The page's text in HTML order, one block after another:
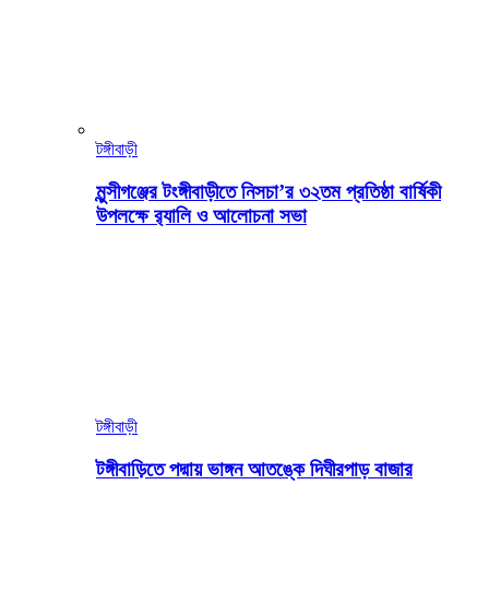
টঙ্গীবাড়ী
মুন্সীগঞ্জের টংঙ্গীবাড়ীতে নিসচা’র ৩২তম প্রতিষ্ঠা বার্ষিকী
উপলক্ষে র‍্যালি ও আলোচনা সভা
টঙ্গীবাড়ী
টঙ্গীবাড়িতে পদ্মায় ভাঙ্গন আতঙ্কে দিঘীরপাড় বাজার